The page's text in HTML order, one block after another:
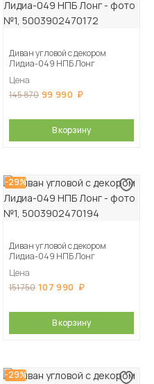
Диван угловой с декором
Лидиа-049 НПБ Лонг
Цена
145 870 99 990
В корзину
-29%
Диван угловой с декором
Лидиа-049 НПБ Лонг
Цена
151 750 107 990
В корзину
-29%